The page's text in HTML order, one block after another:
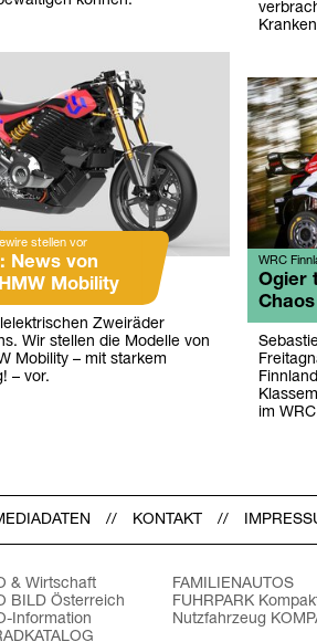
stellen vor
News von
Mobility
Zweiräder
Wir stellen die Modelle von
Mobility – mit starkem
– vor.
WRC
Ogier
Chaos
im
KONTAKT
& Wirtschaft
BILD Österreich
Information
FAMILIENAUTOS
FUHRPARK
Nutzfahrzeug